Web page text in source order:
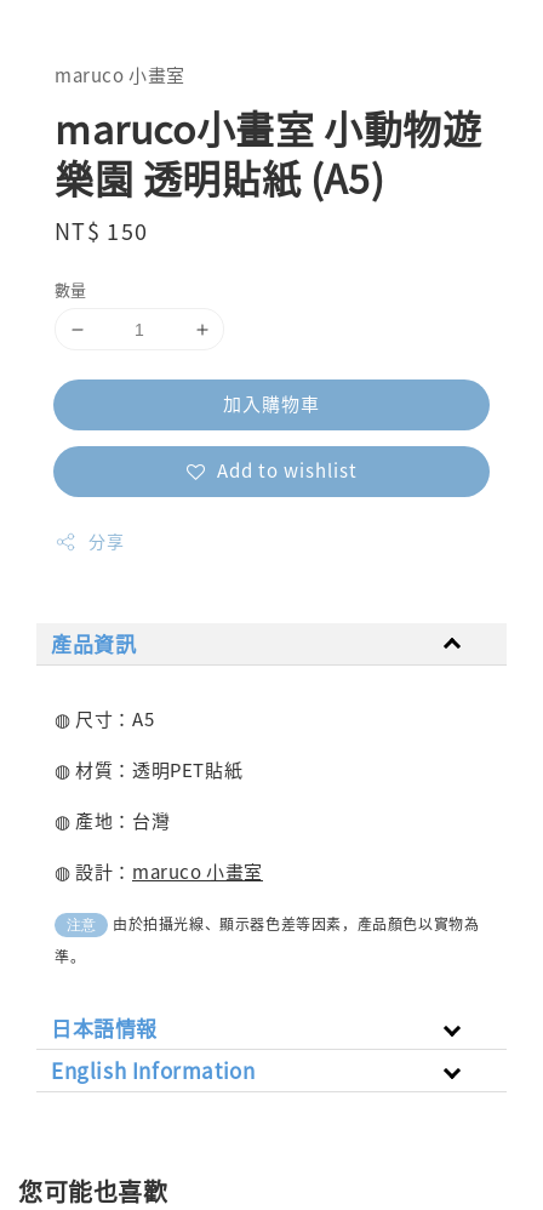
maruco 小畫室
maruco小畫室 小動物遊
樂園 透明貼紙 (A5)
Regular
NT$ 150
數量
加入購物車
Add to wishlist
分享
產品資訊
◍ 尺寸：A5
◍ 材質：透明PET貼紙
◍ 產地：台灣
◍ 設計： maruco 小畫室
注意
由於拍攝光線、顯示器色差等因素，產品顏色以實物為
準。
日本語情報
English Information
您可能也喜歡